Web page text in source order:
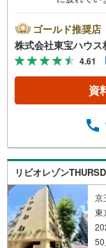
したプロが
お探ししま
件以外も併
望をお伝え
00～
早めにお
TOHO
の見直しや
す。■FPに
ンシャル
用、相続
ゴールド推奨店
株式会社東宝ハウス
4.61
資
リビオレゾン
京
東